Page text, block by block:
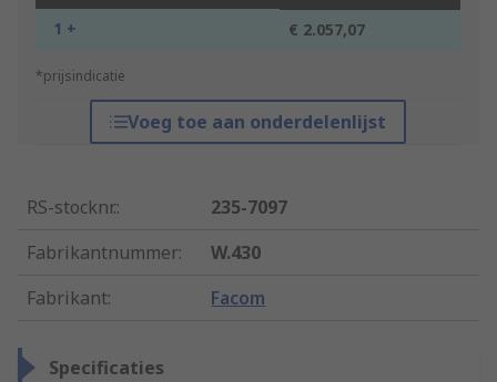
1 + € 2.057,07
*prijsindicatie
Voeg toe aan onderdelenlijst
RS-stocknr.:
235-7097
Fabrikantnummer:
W.430
Fabrikant: Facom
Specificaties